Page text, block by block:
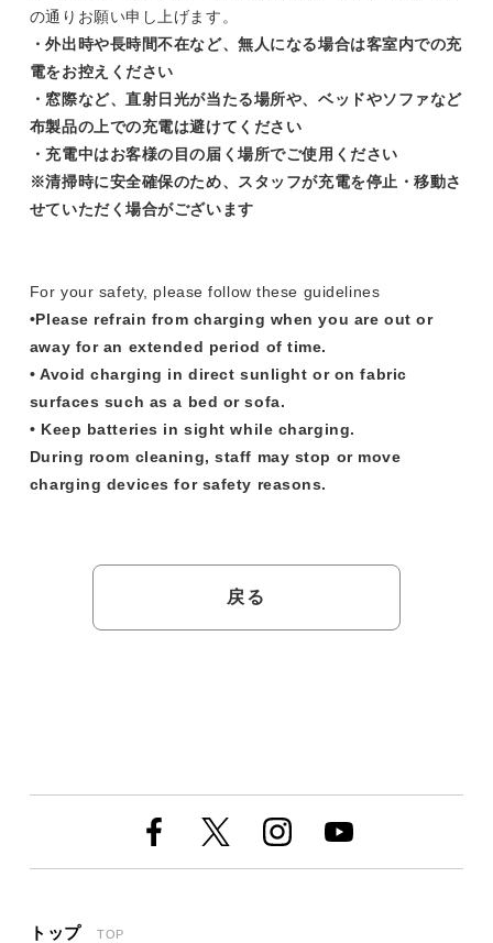
の通りお願い申し上げます。
・外出時や長時間不在など、無人になる場合は客室内での充
電をお控えください
・窓際など、直射日光が当たる場所や、ベッドやソファなど
布製品の上での充電は避けてください
・充電中はお客様の目の届く場所でご使用ください
※清掃時に安全確保のため、スタッフが充電を停止・移動さ
せていただく場合がございます
For your safety, please follow these guidelines
•Please refrain from charging when you are out or
away for an extended period of time.
• Avoid charging in direct sunlight or on fabric
surfaces such as a bed or sofa.
• Keep batteries in sight while charging.
During room cleaning, staff may stop or move
charging devices for safety reasons.
戻る
トップ TOP